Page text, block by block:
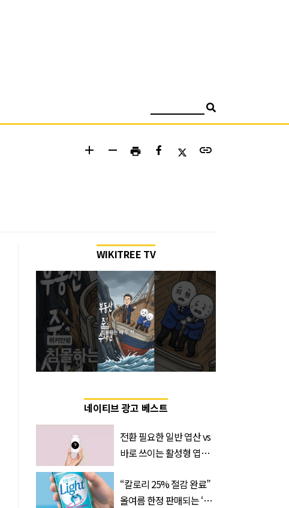
add remove print link
WIKITREE TV
네이티브 광고 베스트
전환 필요한 일반 엽산 vs
바로 쓰이는 활성형 엽
‘Quatrefolic®’ 주목
“칼로리 25% 절감 완료”
올여름 한정 판매되는 ‘최